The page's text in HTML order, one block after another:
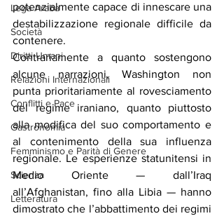
Lega Araba
Società
Diritti Umani
Relazioni Internazionali
Conflitti e Pace
Gastronomia
Femminismo e Parità di Genere
Scienza
Letteratura
potenzialmente capace di innescare una
destabilizzazione regionale difficile da
contenere.
Contrariamente a quanto sostengono
alcune narrazioni, Washington non
punta prioritariamente al rovesciamento
del regime iraniano, quanto piuttosto
alla modifica del suo comportamento e
al contenimento della sua influenza
regionale. Le esperienze statunitensi in
Medio Oriente — dall’Iraq
all’Afghanistan, fino alla Libia — hanno
dimostrato che l’abbattimento dei regimi